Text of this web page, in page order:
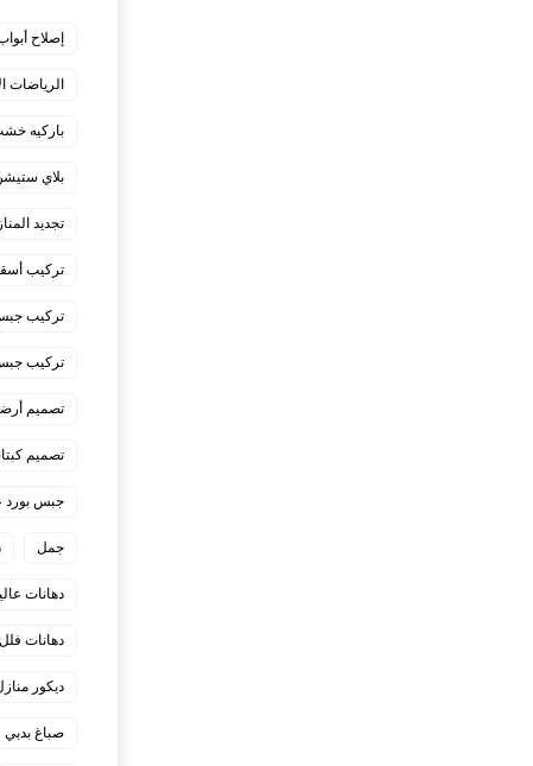
إصلاح
الرياضات
باركيه
بلاي
تجديد
تركيب
تركيب
تركيب
تصميم
تصميم
جبس
جمل
دهانات
دهانات فلل
ديكور
صباغ بدبي